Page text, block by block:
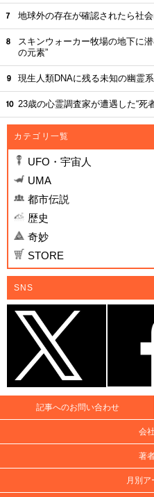
地球外の存在が確認されたら社
スキンウォーカー牧場の地下に
の元素”
現生人類DNAに残る未知の幽霊
23歳の心霊調査家が遭遇した“死
カテゴリ一覧
UFO・宇宙人
UMA
都市伝説
歴史
奇妙
STORE
SNS
記事へのお問い合わせ
会
著
月別ア